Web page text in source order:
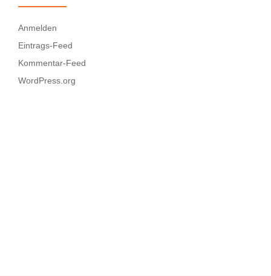
Anmelden
Eintrags-Feed
Kommentar-Feed
WordPress.org